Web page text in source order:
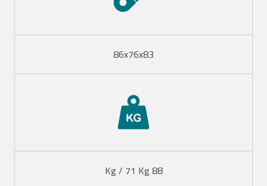
86x76x83
88 Kg / 71 Kg